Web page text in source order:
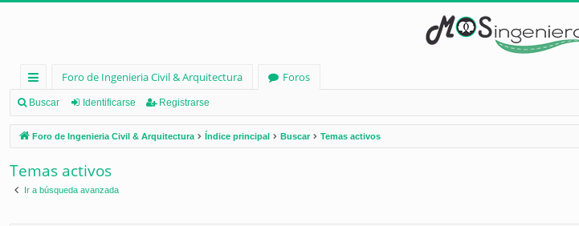
nl
ac
es
rá
Foro de Ingenieria Civil & Arquitectura
Foros
Buscar Identificarse Registrarse
Foro de Ingenieria Civil & Arquitectura Índice principal Buscar Temas activos
Temas activos
Ir a búsqueda avanzada